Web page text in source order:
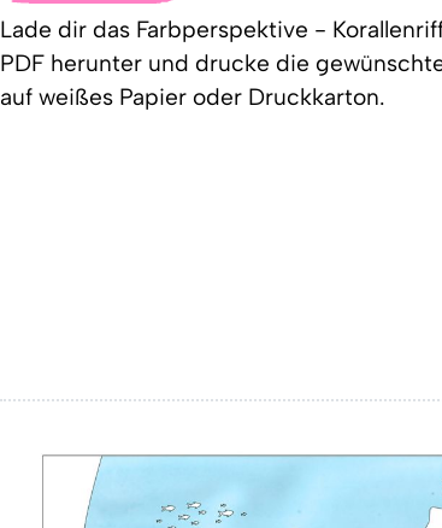
Lade dir das Farbperspektive -
PDF herunter und drucke die
auf weißes Papier oder Druckkarton.